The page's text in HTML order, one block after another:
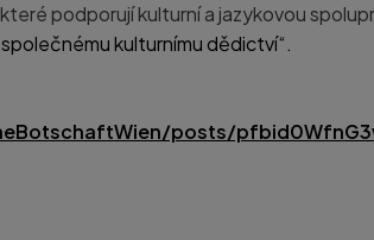
podporují kulturní a jazykovou
kulturnímu dědictví“.
posts/